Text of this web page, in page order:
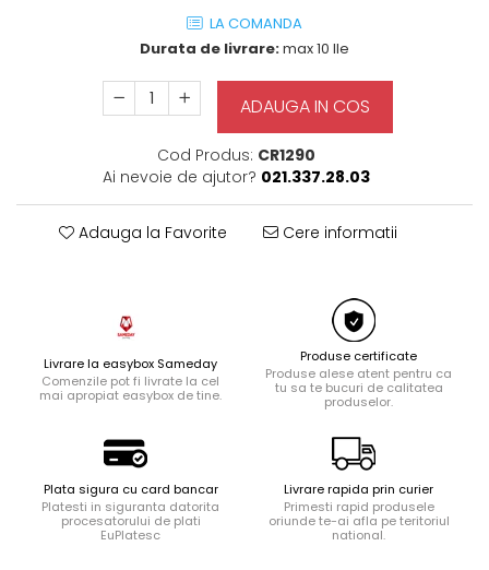
Aparate de curatat cu abur
Fiare, statii & aparate de calcat cu
Laminatoare si accesorii
LA COMANDA
Durata de livrare:max 10 Ile
ADAUGA IN COS
Cod Produs: CR1290
Ai nevoie de ajutor? 021.337.28.03
Adauga la Favorite Cere informatii
Livrare la easybox Sameday
Comenzile pot fi livrate la cel
mai apropiat easybox de tine.
Produse certificate
Produse alese atent pentru ca
tu sa te bucuri de calitatea
produselor.
Plata sigura cu card bancar
Platesti in siguranta datorita
procesatorului de plati
EuPlatesc
Livrare rapida prin curier
Primesti rapid produsele
oriunde te-ai afla pe teritoriul
national.